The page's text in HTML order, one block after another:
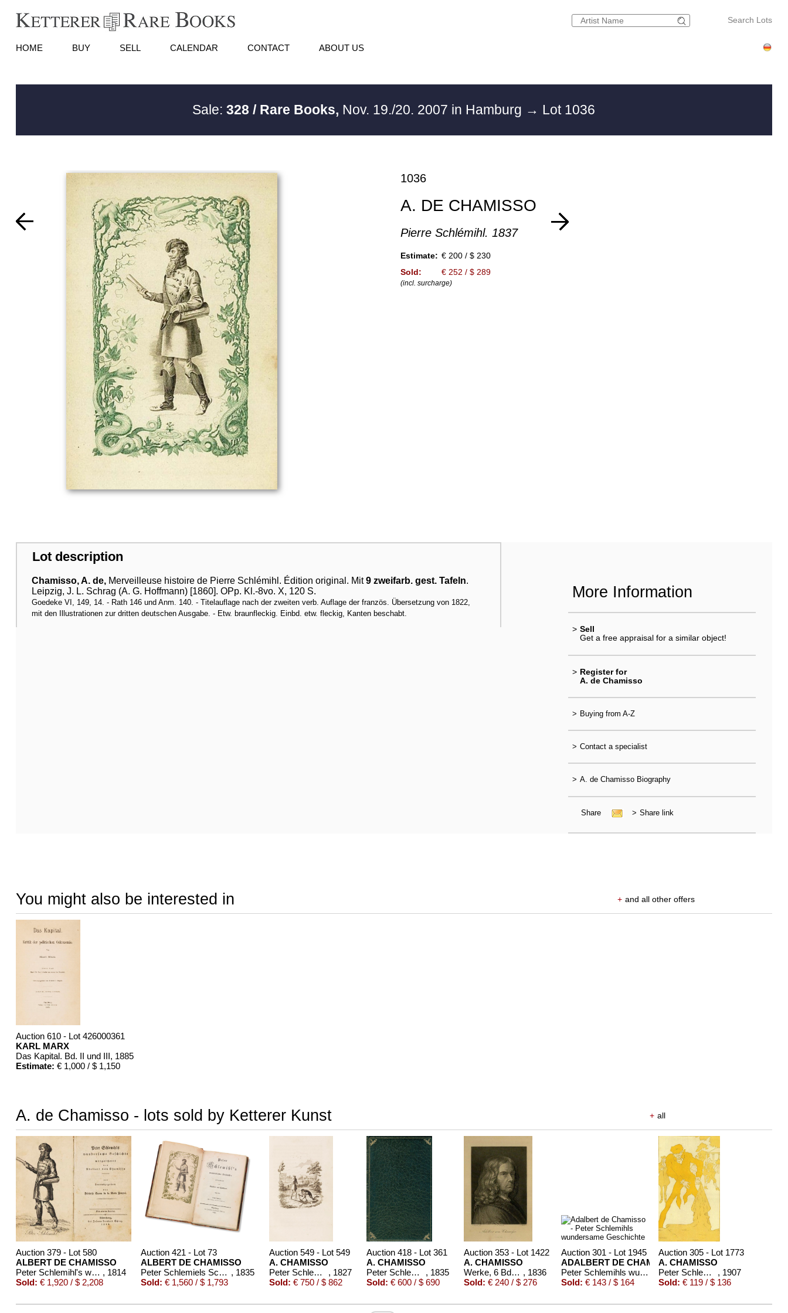
Search Lots
HOME BUY SELL CALENDAR CONTACT ABOUT US
Sale:328 / Rare Books, Nov. 19./20. 2007 in Hamburg → Lot 1036
1036
A. DE CHAMISSO
Pierre Schlémihl. 1837
Estimate: € 200 / $ 230
Sold:
€ 252 / $ 289
(incl. surcharge)
Lot description
Chamisso, A. de,Merveilleuse histoire de Pierre Schlémihl. Édition original. Mit9 zweifarb. gest. Tafeln.
Leipzig, J. L. Schrag (A. G. Hoffmann) [1860]. OPp. Kl.-8vo. X, 120 S.
Goedeke VI, 149, 14. - Rath 146 und Anm. 140. - Titelauflage nach der zweiten verb. Auflage der französ. Übersetzung von 1822,
mit den Illustrationen zur dritten deutschen Ausgabe. - Etw. braunfleckig. Einbd. etw. fleckig, Kanten beschabt.
More Information
> Sell
Get a free appraisal for a similar object!
> Register for
A. de Chamisso
> Buying from A-Z
> Contact a specialist
> A. de Chamisso Biography
Share > Share link
You might also be interested in + and all other offers
Auction 610 - Lot 426000361
KARL MARX
Das Kapital. Bd. II und III, 1885
Estimate: € 1,000 / $ 1,150
A. de Chamisso - lots sold by Ketterer Kunst + all
Auction 379 - Lot 580
ALBERT DE CHAMISSO
Peter Schlemihl's wundersame Gedichte. 1814 , 1814
Sold: € 1,920 / $ 2,208
Auction 421 - Lot 73
ALBERT DE CHAMISSO
Peter Schlemiels Schicksale. 1835 , 1835
Sold: € 1,560 / $ 1,793
Auction 549 - Lot 549
A. CHAMISSO
Peter Schlemihl's wundersame Geschichte
, 1827
Sold: € 750 / $ 862
Auction 418 - Lot 361
A. CHAMISSO
Peter Schlemihl's wundersame Geschichte. 1835.
, 1835
Sold: € 600 / $ 690
Auction 353 - Lot 1422
A. CHAMISSO
Werke, 6 Bde. 1836-39. [96] , 1836
Sold: € 240 / $ 276
Auction 301 - Lot 1945
ADALBERT DE CHAMISSO
Peter Schlemihls wundersame Geschichte
Sold: € 143 / $ 164
Auction 305 - Lot 1773
A. CHAMISSO
Peter Schlemihls wundersame Geschichte
, 1907
Sold: € 119 / $ 136